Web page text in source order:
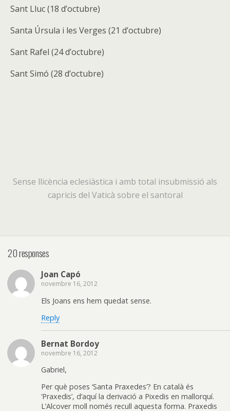
Sant Lluc (18 d’octubre)
Santa Úrsula i les Verges (21 d’octubre)
Sant Rafel (24 d’octubre)
Sant Simó (28 d’octubre)
Sense llicència eclesiàstica i amb total insubmissió als
capricis del Vaticà sobre el santoral
20 responses
Joan Capó
novembre 16, 2012
Els Joans ens hem quedat sense.
Reply
Bernat Bordoy
novembre 16, 2012
Gabriel,
Per què poses ‘Santa Praxedes’? En català és
‘Praxedis’, d’aquí la derivació a Pixedis en mallorquí.
L’Alcover moll només recull aquesta forma. Praxedis